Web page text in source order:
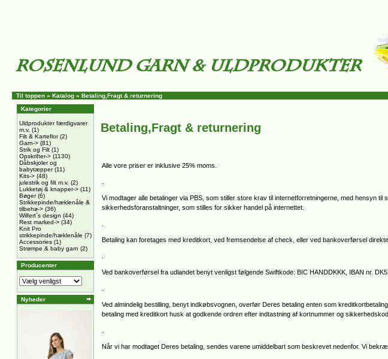
Til toppen » Katalog » Betaling,Fragt & returnering
Kategorier
Uldprodukter færdigvarer
m.v. (1)
Filt & Karteflor(2)
Garn-> (81)
Strik og Filt (1)
Opskrifter-> (1130)
Dåbskjoler og
babytæpper(11)
Kits-> (48)
julestrik og filt m.v. (2)
Lukketøj & knapper-> (11)
Bøger(6)
Strikkepinde/hæklenåle &
tilbehø-> (36)
Wilfert´s design (44)
Rest marked-> (34)
Knit Pro
strikkepinde/hæklenåle (7)
Accessories (1)
Strømpe & baby garn (2)
Producenter
Nyheder
Betaling,Fragt & returnering
Alle vore priser er inklusive 25% moms.
Vi modtager alle betalinger via PBS, som stiller store krav til internetforretningerne, med hensyn
sikkerhedsforanstaltninger, som stilles for sikker handel på internettet.
Betaling kan foretages med kreditkort, ved fremsendelse af check, eller ved bankoverførsel
Ved bankoverførsel fra udlandet benyt venligst følgende Swiftkode: BIC HANDDKKK, IBAN nr.
Ved almindelig bestilling, benyt indkøbsvognen, overfør Deres betaling enten som
betaling med kreditkort husk at godkende ordren efter indtastning af kortnummer og
Når vi har modtaget Deres betaling, sendes varene umiddelbart som beskrevet nedenfor. Vi